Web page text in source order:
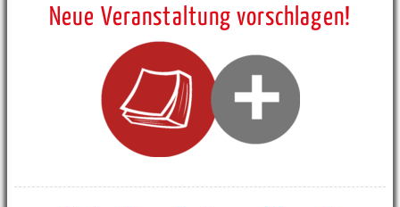
Neue Veranstaltung vorschlagen!